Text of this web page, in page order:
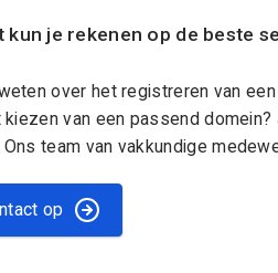
kun je rekenen op de beste
over het registreren van
kiezen van een passend
team van vakkundige
op